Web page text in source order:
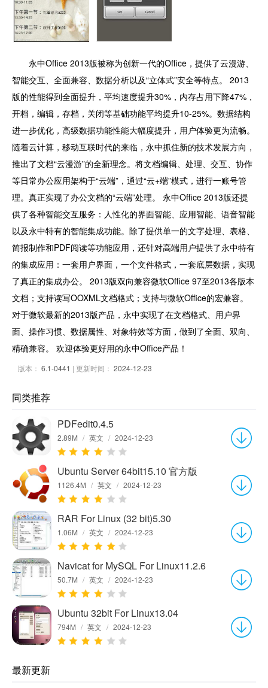
永中Office 2013版被称为创新一代的Office，提供了云漫游、
智能交互、全面兼容、数据分析以及“立体式”安全等特点。 2013
版的性能得到全面提升，平均速度提升30%，内存占用下降47%，
开档，编辑，存档，关闭等基础功能平均提升10-25%。数据结构
进一步优化，高级数据功能性能大幅度提升，用户体验更为流畅。
随着云计算，移动互联时代的来临，永中抓住新的技术发展方向，
推出了文档“云漫游”的全新理念。将文档编辑、处理、交互、协作
等日常办公应用架构于“云端”，通过“云+端”模式，进行一账号管
理。真正实现了办公文档的“云端”处理。 永中Office 2013版还提
供了各种智能交互服务：人性化的界面智能、应用智能、语音智能
以及永中特有的智能集成功能。除了提供单一的文字处理、表格、
简报制作和PDF阅读等功能应用，还针对高端用户提供了永中特有
的集成应用：一套用户界面，一个文件格式，一套底层数据，实现
了真正的集成办公。 2013版双向兼容微软Office 97至2013各版本
文档；支持读写OOXML文档格式；支持与微软Office的宏兼容。
对于微软最新的2013版产品，永中实现了在文档格式、用户界
面、操作习惯、数据属性、对象特效等方面，做到了全面、双向、
精确兼容。 欢迎体验更好用的永中Office产品！
版本： 6.1-0441 | 更新时间： 2024-12-23
同类推荐
PDFedit0.4.5
2.89M / 英文 / 2024-12-23
Ubuntu Server 64bit15.10 官方版
1126.4M / 英文 / 2024-12-23
RAR For Linux (32 bit)5.30
1.06M / 英文 / 2024-12-23
Navicat for MySQL For Linux11.2.6
50.7M / 英文 / 2024-12-23
Ubuntu 32bit For Linux13.04
794M / 英文 / 2024-12-23
最新更新